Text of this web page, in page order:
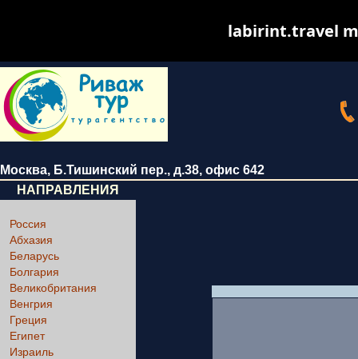
Москва, Б.Тишинский пер., д.38, офис 642
НАПРАВЛЕНИЯ
Россия
Абхазия
Беларусь
Болгария
Великобритания
Венгрия
Греция
Египет
Израиль
labirint.travel